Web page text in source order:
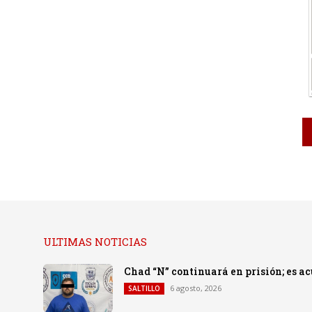
ULTIMAS NOTICIAS
Chad “N” continuará en prisión; es
SALTILLO 6 agosto, 2026